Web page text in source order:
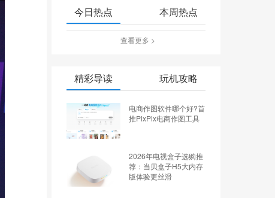
今日热点 本周热点
查看更多 >
精彩导读 玩机攻略
电商作图软件哪个好?首
推PixPix电商作图工具
2026年电视盒子选购推
荐：当贝盒子H5大内存
版体验更丝滑